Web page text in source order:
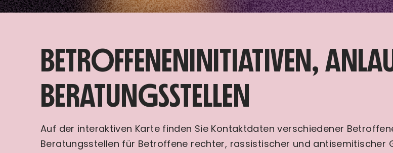
BETROFFENENINITIATIVEN,
BERATUNGSSTELLEN
Auf der interaktiven Karte finden Sie Kontaktdaten verschiedener
Beratungsstellen für Betroffene rechter, rassistischer und antisemitischer